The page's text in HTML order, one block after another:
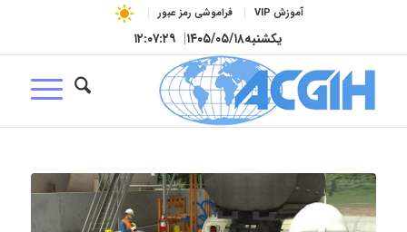
آموزش VIP فراموشی رمز عبور
یکشنبه۱۴۰۵/۰۵/۱۸| ۱۲:۰۷:۳۰